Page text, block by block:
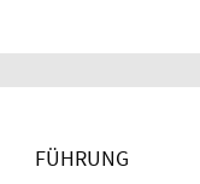
FÜHRUNG